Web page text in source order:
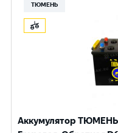
ТЮМЕНЬ
Аккумулятор ТЮМЕНЬ